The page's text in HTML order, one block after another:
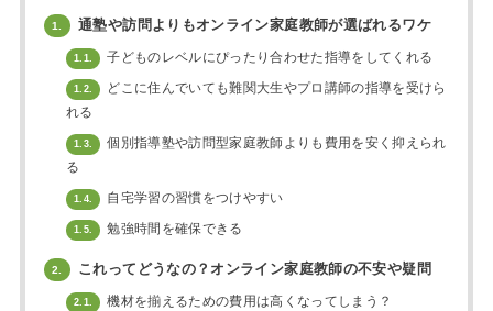
1. 通塾や訪問よりもオンライン家庭教師が選ばれるワケ
1.1. 子どものレベルにぴったり合わせた指導をしてくれる
1.2.
どこに住んでいても難関大生やプロ講師の指導を受けら
れる
1.3.
個別指導塾や訪問型家庭教師よりも費用を安く抑えられ
る
1.4. 自宅学習の習慣をつけやすい
1.5. 勉強時間を確保できる
2. これってどうなの？オンライン家庭教師の不安や疑問
2.1. 機材を揃えるための費用は高くなってしまう？